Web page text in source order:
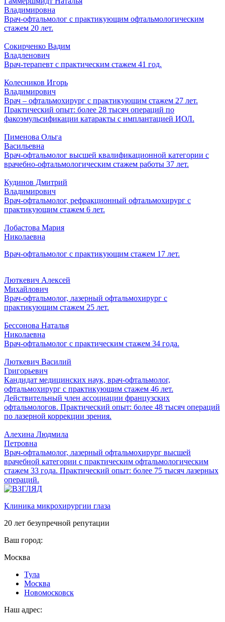
Владимировна
Врач-офтальмолог с практикующим офтальмологическим
стажем 20 лет.
Сокирченко Вадим
Владленович
Врач-терапевт с практическим стажем 41 год.
Колесников Игорь
Владимирович
Врач – офтальмохирург с практикующим стажем 27 лет.
Практический опыт: более 28 тысяч операций по
факоэмульсификации катаракты с имплантацией ИОЛ.
Пименова Ольга
Васильевна
Врач-офтальмолог высшей квалификационной категории с
врачебно-офтальмологическим стажем работы 37 лет.
Кудинов Дмитрий
Владимирович
Врач-офтальмолог, рефракционный офтальмохирург с
практикующим стажем 6 лет.
Лобастова Мария
Николаевна
Врач-офтальмолог с практикующим стажем 17 лет.
Люткевич Алексей
Михайлович
Врач-офтальмолог, лазерный офтальмохирург с
практикующим стажем 25 лет.
Бессонова Наталья
Николаевна
Врач-офтальмолог с практическим стажем 34 года.
Люткевич Василий
Григорьевич
Кандидат медицинских наук, врач-офтальмолог,
офтальмохирург с практикующим стажем 46 лет.
Действительный член ассоциации французских
офтальмологов. Практический опыт: более 48 тысяч операций
по лазерной коррекции зрения.
Алехина Людмила
Петровна
Врач-офтальмолог, лазерный офтальмохирург высшей
врачебной категории с практическим офтальмологическим
стажем 33 года. Практический опыт: более 75 тысяч лазерных
операций.
Клиника микрохирургии глаза
20 лет безупречной репутации
Ваш город:
Москва
Тулa
Москва
Новомосковск
Наш адрес: